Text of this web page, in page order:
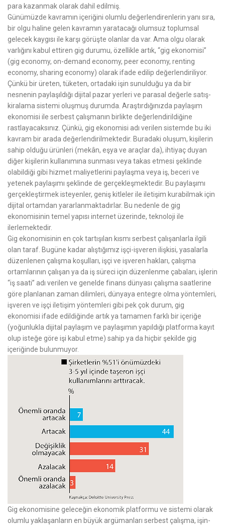
para kazanmak olarak dahil edilmiş.
Günümüzde kavramın içeriğini olumlu değerlendirenlerin yanı sıra,
bir olgu haline gelen kavramın yaratacağı olumsuz toplumsal
gelecek kaygısı ile karşı görüşte olanlar da var. Ama olgu olarak
varlığını kabul ettiren gig durumu, özellikle artık, “gig ekonomisi”
(gig economy, on-demand economy, peer economy, renting
economy, sharing economy) olarak ifade edilip değerlendiriliyor.
Çünkü bir üreten, tüketen, ortadaki işin sunulduğu ya da bir
nesnenin paylaşıldığı dijital pazar yerleri ve parasal değerle satış-
kiralama sistemi oluşmuş durumda. Araştırdığınızda paylaşım
ekonomisi ile serbest çalışmanın birlikte değerlendirildiğine
rastlayacaksınız. Çünkü, gig ekonomisi adı verilen sistemde bu iki
kavram bir arada değerlendirilmektedir. Buradaki oluşum, kişilerin
sahip olduğu ürünleri (mekân, eşya ve araçlar da), ihtiyaç duyan
diğer kişilerin kullanımına sunması veya takas etmesi şeklinde
olabildiği gibi hizmet maliyetlerini paylaşma veya iş, beceri ve
yetenek paylaşımı şeklinde de gerçekleşmektedir. Bu paylaşımı
gerçekleştirmek isteyenler, geniş kitleler ile iletişim kurabilmak için
dijital ortamdan yararlanmaktadırlar. Bu nedenle de gig
ekonomisinin temel yapısı internet üzerinde, teknoloji ile
ilerlemektedir.
Gig ekonomisinin en çok tartışılan kısmı serbest çalışanlarla ilgili
olan taraf. Bugüne kadar alıştığımız işçi-işveren ilişkisi, yasalarla
düzenlenen çalışma koşulları, işçi ve işveren hakları, çalışma
ortamlarının çalışan ya da iş süreci için düzenlenme çabaları, işlerin
“iş saati” adı verilen ve genelde finans dünyası çalışma saatlerine
göre planlanan zaman dilimleri, dünyaya entegre olma yöntemleri,
işveren ve işçi iletişim yöntemleri gibi pek çok durum, gig
ekonomisi ifade edildiğinde artık ya tamamen farklı bir içeriğe
(yoğunlukla dijital paylaşım ve paylaşımın yapıldığı platforma kayıt
olup isteğe göre işi kabul etme) sahip ya da hiçbir şekilde gig
içeriğinde bulunmuyor.
Gig ekonomisine geleceğin ekonomik platformu ve sistemi olarak
olumlu yaklaşanların en büyük argümanları serbest çalışma, işin-